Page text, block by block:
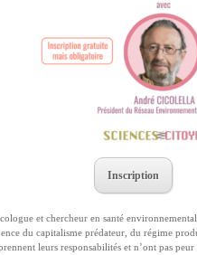
Inscription
et chercheur en santé
du capitalisme prédateur, du régime
leurs responsabilités et n’ont pas